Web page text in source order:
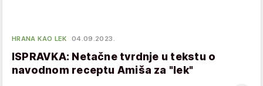
HRANA KAO LEK 04.09.2023.
ISPRAVKA: Netačne tvrdnje u tekstu o
navodnom receptu Amiša za "lek"